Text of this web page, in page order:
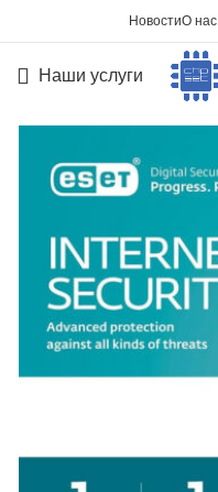
НовостиО нас
Наши услуги